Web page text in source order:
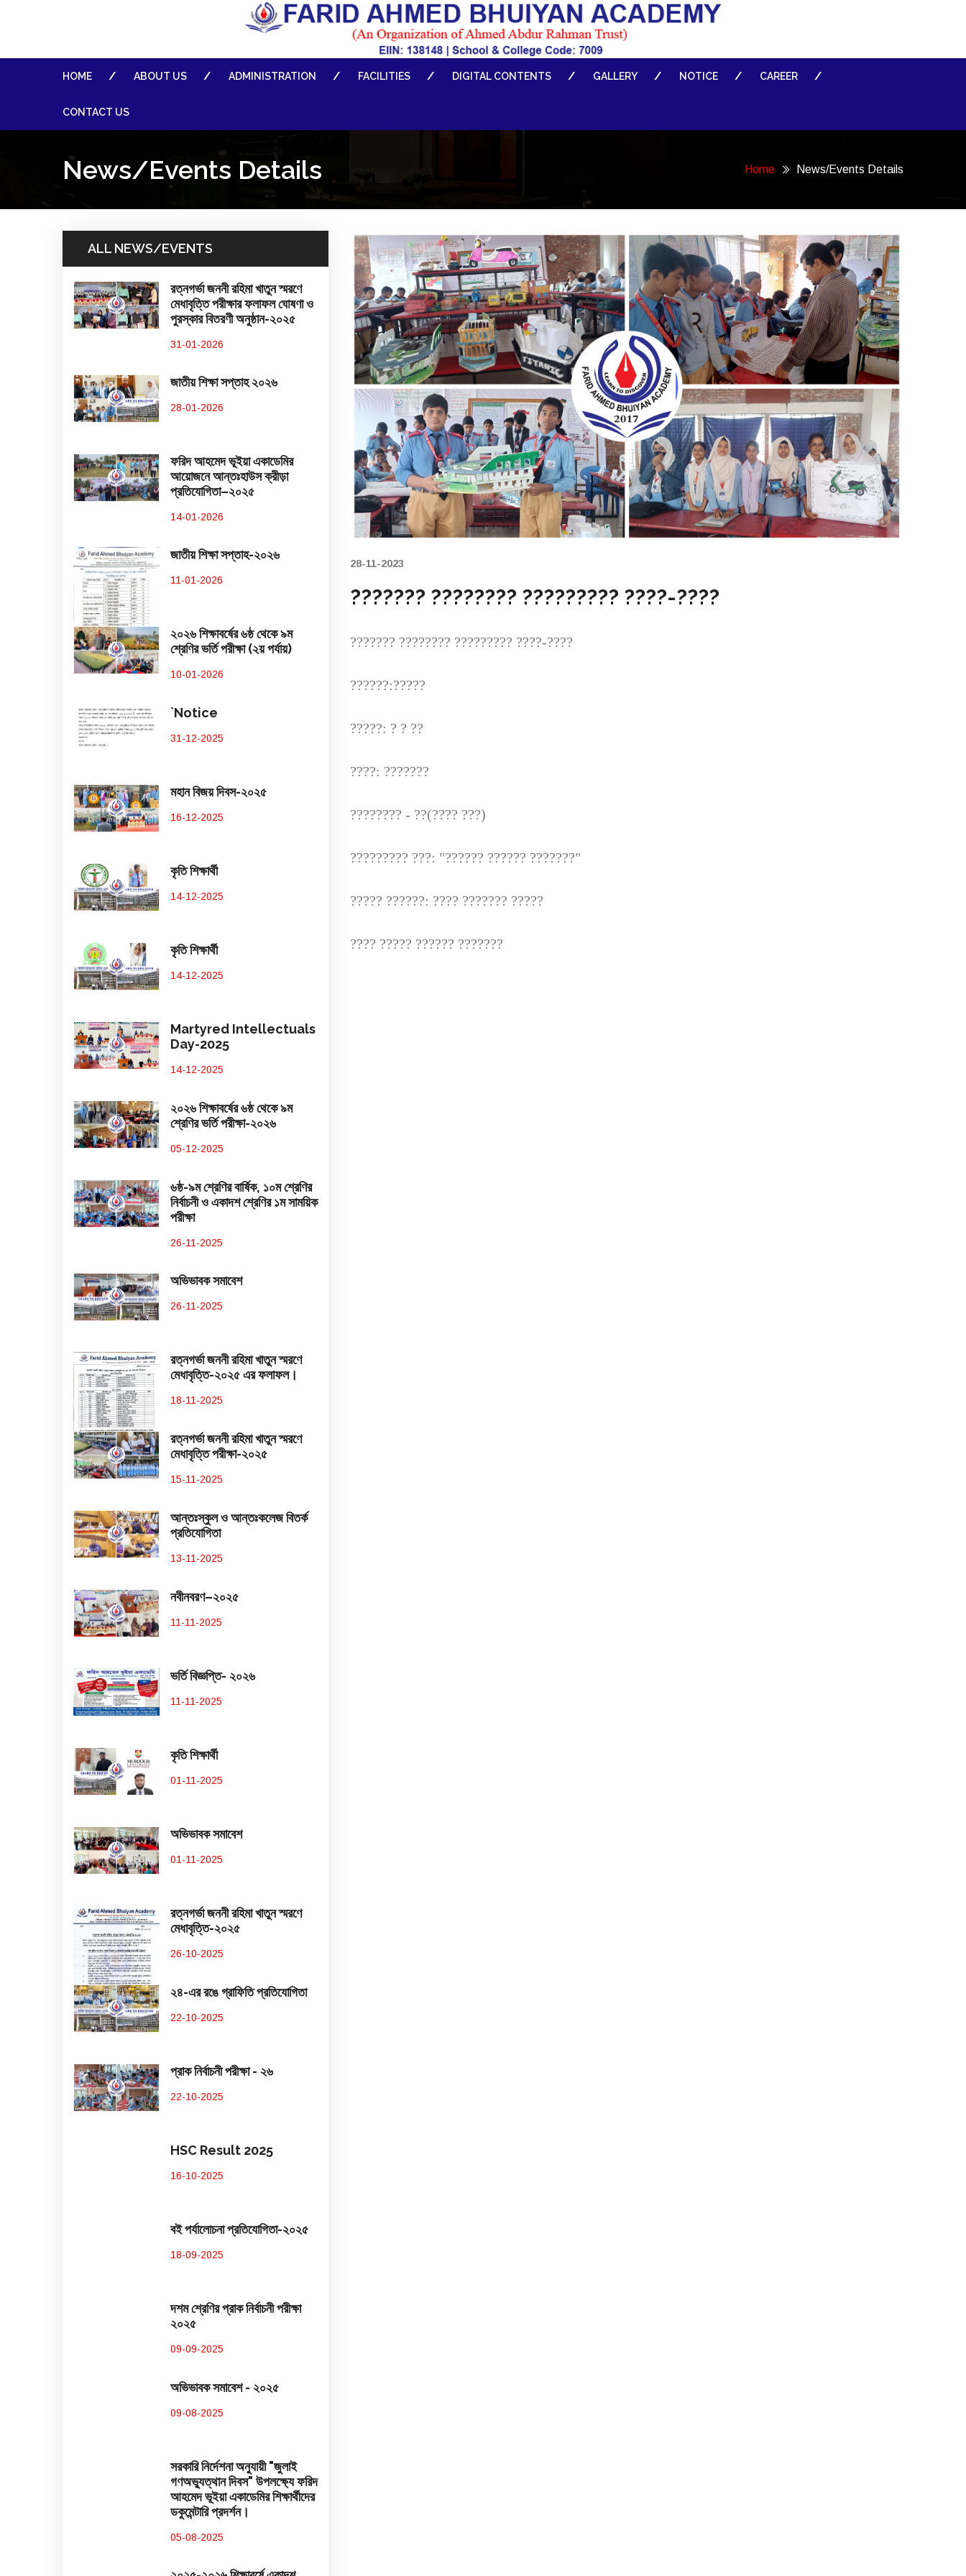
HOME ABOUT US ADMINISTRATION FACILITIES DIGITAL CONTENTS GALLERY NOTICE CAREER
CONTACT US
News/Events Details Home News/Events Details
28-11-2023
??????? ???????? ????????? ????-????
??????? ???????? ????????? ????-????
??????:?????
?????: ? ? ??
????: ???????
???????? - ??(???? ???)
????????? ???: "?????? ?????? ???????"
????? ??????: ???? ??????? ?????
???? ????? ?????? ???????
ALL NEWS/EVENTS
রত্নগর্ভা জননী রহিমা খাতুন স্মরণে
মেধাবৃত্তি পরীক্ষার ফলাফল ঘোষণা ও
পুরস্কার বিতরণী অনুষ্ঠান-২০২৫
31-01-2026
জাতীয় শিক্ষা সপ্তাহ ২০২৬
28-01-2026
ফরিদ আহমেদ ভূইয়া একাডেমির
আয়োজনে আন্তঃহাউস ক্রীড়া
প্রতিযোগিতা–২০২৫
14-01-2026
জাতীয় শিক্ষা সপ্তাহ-২০২৬
11-01-2026
২০২৬ শিক্ষাবর্ষের ৬ষ্ঠ থেকে ৯ম
শ্রেণির ভর্তি পরীক্ষা (২য় পর্যায়)
10-01-2026
`Notice
31-12-2025
মহান বিজয় দিবস-২০২৫
16-12-2025
কৃতি শিক্ষার্থী
14-12-2025
কৃতি শিক্ষার্থী
14-12-2025
Martyred Intellectuals
Day-2025
14-12-2025
২০২৬ শিক্ষাবর্ষের ৬ষ্ঠ থেকে ৯ম
শ্রেণির ভর্তি পরীক্ষা-২০২৬
05-12-2025
৬ষ্ঠ-৯ম শ্রেণির বার্ষিক, ১০ম শ্রেণির
নির্বাচনী ও একাদশ শ্রেণির ১ম সাময়িক
পরীক্ষা
26-11-2025
অভিভাবক সমাবেশ
26-11-2025
রত্নগর্ভা জননী রহিমা খাতুন স্মরণে
মেধাবৃত্তি-২০২৫ এর ফলাফল।
18-11-2025
রত্নগর্ভা জননী রহিমা খাতুন স্মরণে
মেধাবৃত্তি পরীক্ষা-২০২৫
15-11-2025
আন্তঃস্কুল ও আন্তঃকলেজ বিতর্ক
প্রতিযোগিতা
13-11-2025
নবীনবরণ–২০২৫
11-11-2025
ভর্তি বিজ্ঞপ্তি- ২০২৬
11-11-2025
কৃতি শিক্ষার্থী
01-11-2025
অভিভাবক সমাবেশ
01-11-2025
রত্নগর্ভা জননী রহিমা খাতুন স্মরণে
মেধাবৃত্তি-২০২৫
26-10-2025
২৪-এর রঙে গ্রাফিতি প্রতিযোগিতা
22-10-2025
প্রাক নির্বাচনী পরীক্ষা - ২৬
22-10-2025
HSC Result 2025
16-10-2025
বই পর্যালোচনা প্রতিযোগিতা-২০২৫
18-09-2025
দশম শ্রেণির প্রাক নির্বাচনী পরীক্ষা
২০২৫
09-09-2025
অভিভাবক সমাবেশ - ২০২৫
09-08-2025
সরকারি নির্দেশনা অনুযায়ী "জুলাই
গণঅভ্যুত্থান দিবস" উপলক্ষ্যে ফরিদ
আহমেদ ভূইয়া একাডেমির শিক্ষার্থীদের
ডকুমেন্টারি প্রদর্শন।
05-08-2025